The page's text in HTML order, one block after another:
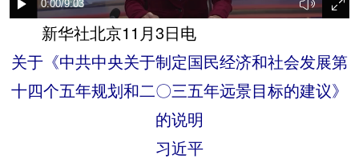
新华社北京11月3日电
关于《中共中央关于制定国民经济和社会发展第
十四个五年规划和二〇三五年远景目标的建议》
的说明
习近平